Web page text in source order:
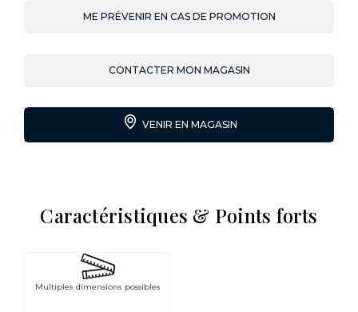
ME PRÉVENIR EN CAS DE PROMOTION
CONTACTER MON MAGASIN
VENIR EN MAGASIN
Caractéristiques & Points forts
Multiples dimensions possibles